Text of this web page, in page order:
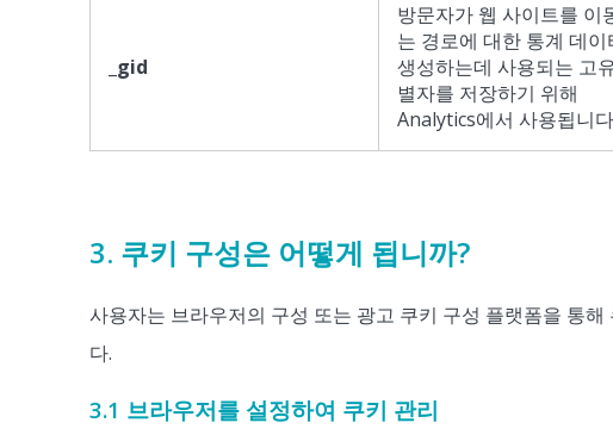
_gid
방문자가 웹 사이트를 이
는 경로에 대한 통계 데이
생성하는데 사용되는 고
별자를 저장하기 위해
Analytics에서 사용됩니
3. 쿠키 구성은 어떻게 됩니까?
사용자는 브라우저의 구성 또는 광고 쿠키 구성 플랫폼을 통
다.
3.1 브라우저를 설정하여 쿠키 관리